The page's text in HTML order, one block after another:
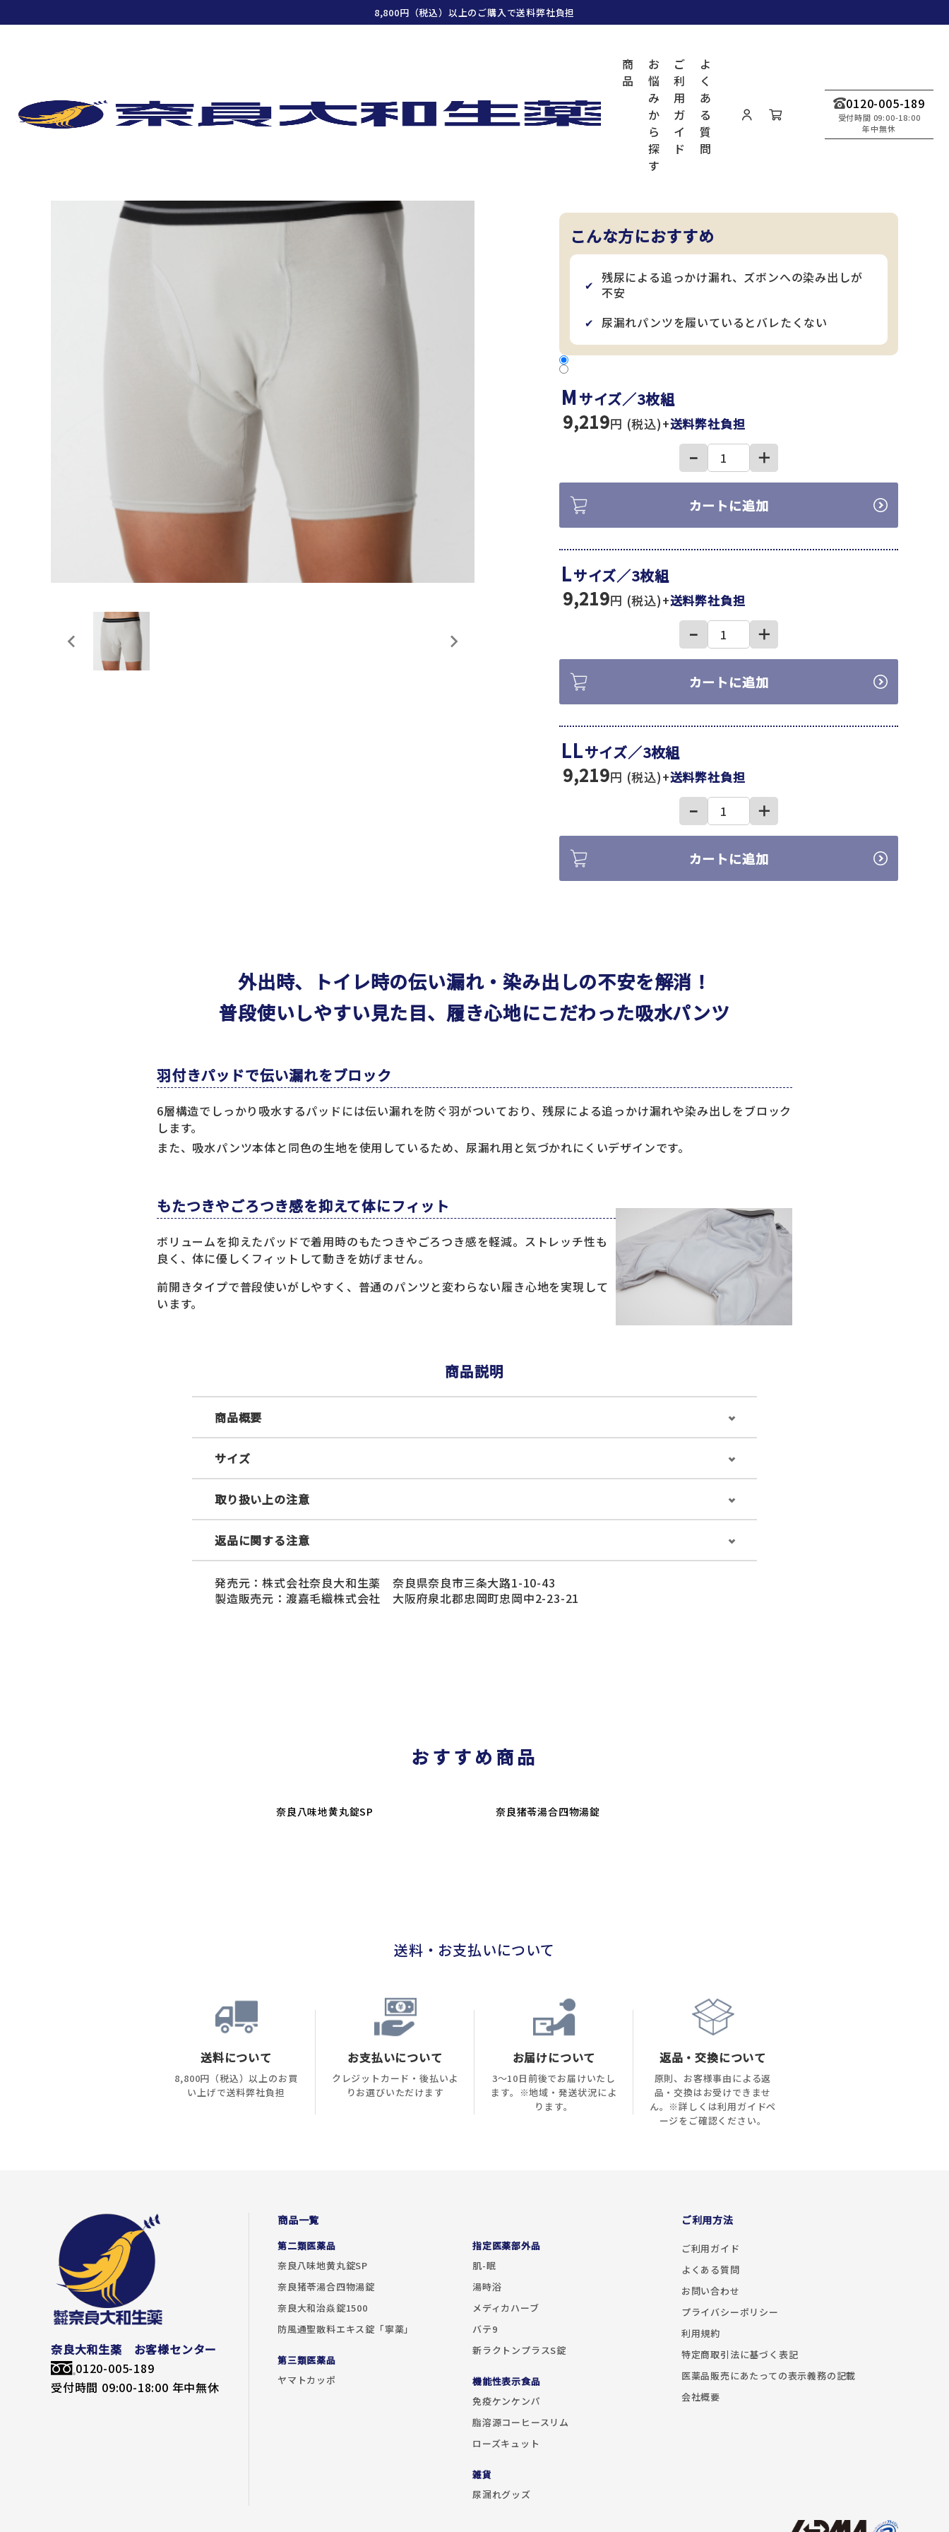
8,800円（税込）以上のご購入で送料弊社負担
商
品
お
悩
み
か
ら
探
す
ご
利
用
ガ
イ
ド
よ
く
あ
る
質
問
0120-005-189
受付時間 09:00-18:00
年中無休
TOP 尿トラブル 雑貨
NEWフィフティーボクサー／グレー
TOP
尿トラブル
こんな方におすすめ
✔
残尿による追っかけ漏れ、ズボンへの染み出しが
不安
✔ 尿漏れパンツを履いているとバレたくない
M サイズ／3枚組
9,219円 (税込)+送料弊社負担
− ＋
カートに追加
Lサイズ／3枚組
9,219円 (税込)+送料弊社負担
− ＋
カートに追加
LLサイズ／3枚組
9,219円 (税込)+送料弊社負担
− ＋
カートに追加
外出時、トイレ時の伝い漏れ・染み出しの不安を解消！
普段使いしやすい見た目、履き心地にこだわった吸水パンツ
羽付きパッドで伝い漏れをブロック
6層構造でしっかり吸水するパッドには伝い漏れを防ぐ羽がついており、残尿による追っかけ漏れや染み出しをブロック
します。
また、吸水パンツ本体と同色の生地を使用しているため、尿漏れ用と気づかれにくいデザインです。
もたつきやごろつき感を抑えて体にフィット
ボリュームを抑えたパッドで着用時のもたつきやごろつき感を軽減。ストレッチ性も
良く、体に優しくフィットして動きを妨げません。
前開きタイプで普段使いがしやすく、普通のパンツと変わらない履き心地を実現して
います。
商品説明
商品概要
サイズ
取り扱い上の注意
返品に関する注意
発売元：株式会社奈良大和生薬 奈良県奈良市三条大路1-10-43
製造販売元：渡嘉毛織株式会社 大阪府泉北郡忠岡町忠岡中2-23-21
おすすめ商品
奈良八味地黄丸錠SP 奈良猪苓湯合四物湯錠
送料・お支払いについて
送料について
8,800円（税込）以上のお買
い上げで送料弊社負担
お支払いについて
クレジットカード・後払いよ
りお選びいただけます
お届けについて
3～10日前後でお届けいたし
ます。※地域・発送状況によ
ります。
返品・交換について
原則、お客様事由による返
品・交換はお受けできませ
ん。※詳しくは利用ガイドペ
ージをご確認ください。
奈良大和生薬 お客様センター
0120-005-189
受付時間 09:00-18:00 年中無休
商品一覧
第二類医薬品
奈良八味地黄丸錠SP
奈良猪苓湯合四物湯錠
奈良大和治焱錠1500
防風通聖散料エキス錠「寧薬」
第三類医薬品
ヤマトカッポ
指定医薬部外品
肌-眠
湯時浴
メディカハーブ
バテ9
新ラクトンプラスS錠
機能性表示食品
免疫ケンケンパ
脂溶源コーヒースリム
ローズキュット
雑貨
尿漏れグッズ
ご利用方法
ご利用ガイド
よくある質問
お問い合わせ
プライバシーポリシー
利用規約
特定商取引法に基づく表記
医薬品販売にあたっての表示義務の記載
会社概要